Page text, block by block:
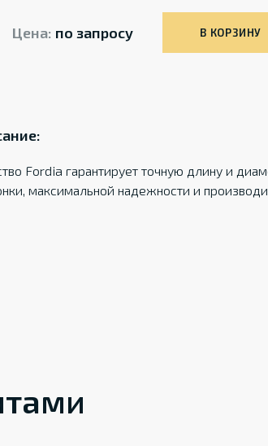
Цена: по запросу В КОРЗИНУ
Fordia гарантирует точную длину и
максимальной надежности и